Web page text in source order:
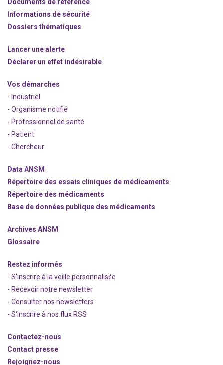
Documents de référence
Informations de sécurité
Dossiers thématiques
Lancer une alerte
Déclarer un effet indésirable
Vos démarches
- Industriel
- Organisme notifié
- Professionnel de santé
- Patient
- Chercheur
Data ANSM
Répertoire des essais cliniques de médicaments
Répertoire des médicaments
Base de données publique des médicaments
Archives ANSM
Glossaire
Restez informés
- S'inscrire à la veille personnalisée
- Recevoir notre newsletter
- Consulter nos newsletters
- S'inscrire à nos flux RSS
Contactez-nous
Contact presse
Rejoignez-nous